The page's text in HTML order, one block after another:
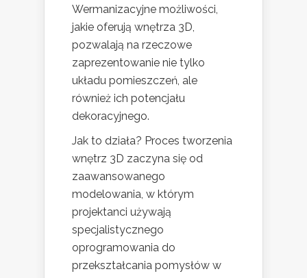
Wermanizacyjne możliwości,
jakie oferują wnętrza 3D,
pozwalają na rzeczowe
zaprezentowanie nie tylko
układu pomieszczeń, ale
również ich potencjału
dekoracyjnego.
Jak to działa? Proces tworzenia
wnętrz 3D zaczyna się od
zaawansowanego
modelowania, w którym
projektanci używają
specjalistycznego
oprogramowania do
przekształcania pomysłów w